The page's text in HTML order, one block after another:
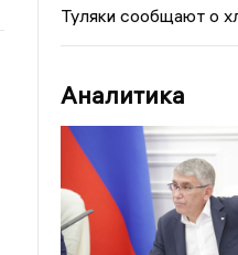
Туляки сообщают о
Аналитика